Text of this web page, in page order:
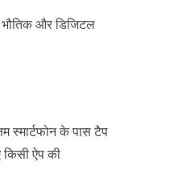
भौतिक और डिजिटल
स्मार्टफोन के पास टैप
ऐप की